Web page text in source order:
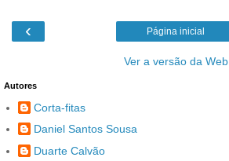
‹ Página inicial
Ver a versão da Web
Autores
Corta-fitas
Daniel Santos Sousa
Duarte Calvão